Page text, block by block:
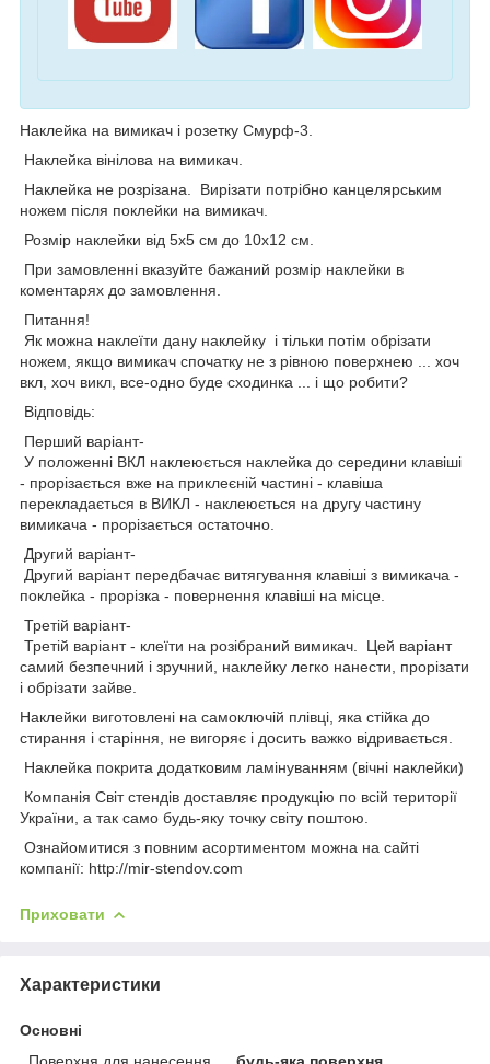
Наклейка на вимикач і розетку Смурф-3.
Наклейка вінілова на вимикач.
Наклейка не розрізана. Вирізати потрібно канцелярським
ножем після поклейки на вимикач.
Розмір наклейки від 5х5 см до 10х12 см.
При замовленні вказуйте бажаний розмір наклейки в
коментарях до замовлення.
Питання!
Як можна наклеїти дану наклейку і тільки потім обрізати
ножем, якщо вимикач спочатку не з рівною поверхнею ... хоч
вкл, хоч викл, все-одно буде сходинка ... і що робити?
Відповідь:
Перший варіант-
У положенні ВКЛ наклеюється наклейка до середини клавіші
- прорізається вже на приклеєній частині - клавіша
перекладається в ВИКЛ - наклеюється на другу частину
вимикача - прорізається остаточно.
Другий варіант-
Другий варіант передбачає витягування клавіші з вимикача -
поклейка - прорізка - повернення клавіші на місце.
Третій варіант-
Третій варіант - клеїти на розібраний вимикач. Цей варіант
самий безпечний і зручний, наклейку легко нанести, прорізати
і обрізати зайве.
Наклейки виготовлені на самоключій плівці, яка стійка до
стирання і старіння, не вигоряє і досить важко відривається.
Наклейка покрита додатковим ламінуванням (вічні наклейки)
Компанія Світ стендів доставляє продукцію по всій території
України, а так само будь-яку точку світу поштою.
Ознайомитися з повним асортиментом можна на сайті
компанії: http://mir-stendov.com
Приховати
Характеристики
Основні
Поверхня для нанесення
будь-яка поверхня